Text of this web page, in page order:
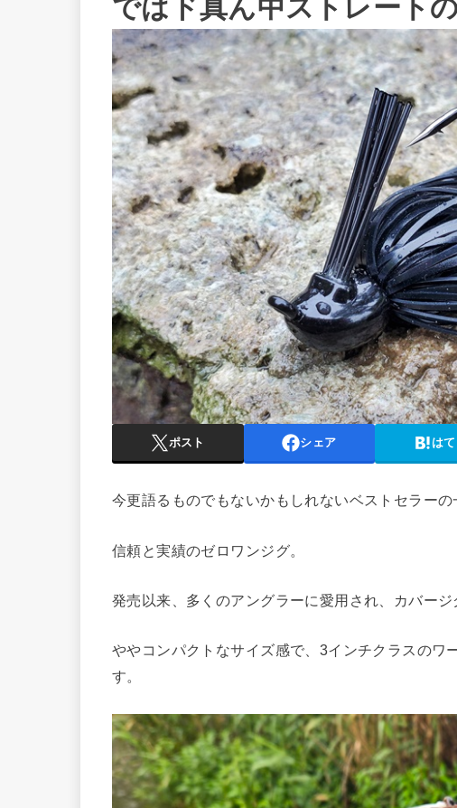
ではド真ん中ストレート
ポスト シェア は
今更語るものでもないかもしれないベストセラーの
信頼と実績のゼロワンジグ。
発売以来、多くのアングラーに愛用され、カバージ
ややコンパクトなサイズ感で、3インチクラスのワ
す。